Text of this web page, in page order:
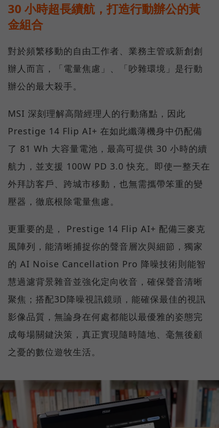
30 小時超長續航，打造行動辦公的黃
金組合
對於頻繁移動的自由工作者、業務主管或新創創
辦人而言，「電量焦慮」、「吵雜環境」是行動
辦公的最大殺手。
MSI 深刻理解高階經理人的行動痛點，因此
Prestige 14 Flip AI+ 在如此纖薄機身中仍配備
了 81 Wh 大容量電池，最高可提供 30 小時的續
航力，並支援 100W PD 3.0 快充。即使一整天在
外拜訪客戶、跨城市移動，也無需攜帶笨重的變
壓器，徹底根除電量焦慮。
更重要的是， Prestige 14 Flip AI+ 配備三麥克
風陣列，能清晰捕捉你的聲音層次與細節，獨家
的 AI Noise Cancellation Pro 降噪技術則能智
慧過濾背景雜音並強化定向收音，確保聲音清晰
聚焦；搭配3D降噪視訊鏡頭，能確保最佳的視訊
影像品質，無論身在何處都能以最優雅的姿態完
成每場關鍵決策，真正實現隨時隨地、毫無後顧
之憂的數位遊牧生活。